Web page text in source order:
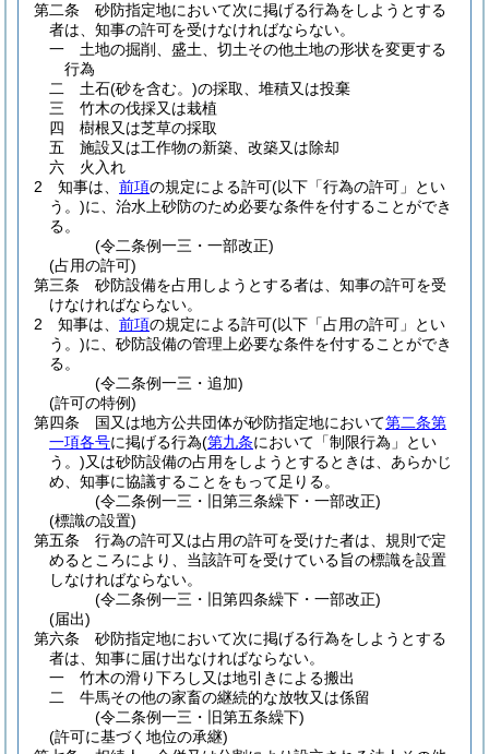
第二条
砂防指定地において次に掲げる行為をしようとする
者は、知事の許可を受けなければならない。
一
土地の掘削、盛土、切土その他土地の形状を変更する
行為
二
土石(砂を含む。)の採取、堆積又は投棄
三
竹木の伐採又は栽植
四
樹根又は芝草の採取
五
施設又は工作物の新築、改築又は除却
六
火入れ
2
知事は、 前項の規定による許可(以下「行為の許可」とい
う。)に、治水上砂防のため必要な条件を付することができ
る。
(令二条例一三・一部改正)
(占用の許可)
第三条
砂防設備を占用しようとする者は、知事の許可を受
けなければならない。
2
知事は、 前項の規定による許可(以下「占用の許可」とい
う。)に、砂防設備の管理上必要な条件を付することができ
る。
(令二条例一三・追加)
(許可の特例)
第四条
国又は地方公共団体が砂防指定地において第二条第
一項各号に掲げる行為(第九条において「制限行為」とい
う。)又は砂防設備の占用をしようとするときは、あらかじ
め、知事に協議することをもって足りる。
(令二条例一三・旧第三条繰下・一部改正)
(標識の設置)
第五条
行為の許可又は占用の許可を受けた者は、規則で定
めるところにより、当該許可を受けている旨の標識を設置
しなければならない。
(令二条例一三・旧第四条繰下・一部改正)
(届出)
第六条
砂防指定地において次に掲げる行為をしようとする
者は、知事に届け出なければならない。
一
竹木の滑り下ろし又は地引きによる搬出
二
牛馬その他の家畜の継続的な放牧又は係留
(令二条例一三・旧第五条繰下)
(許可に基づく地位の承継)